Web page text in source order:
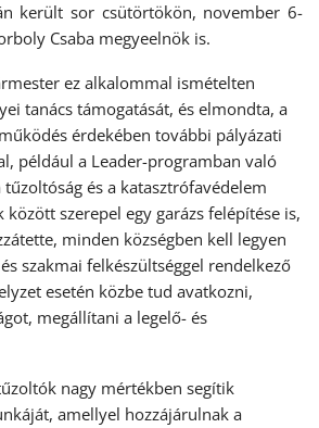
került sor csütörtökön, november 6-
Csaba megyeelnök is.
ez alkalommal ismételten
tanács támogatását, és elmondta, a
érdekében további pályázati
például a Leader-programban való
és a katasztrófavédelem
között szerepel egy garázs felépítése is,
minden községben kell legyen
szakmai felkészültséggel rendelkező
esetén közbe tud avatkozni,
megállítani a legelő- és
nagy mértékben segítik
amellyel hozzájárulnak a